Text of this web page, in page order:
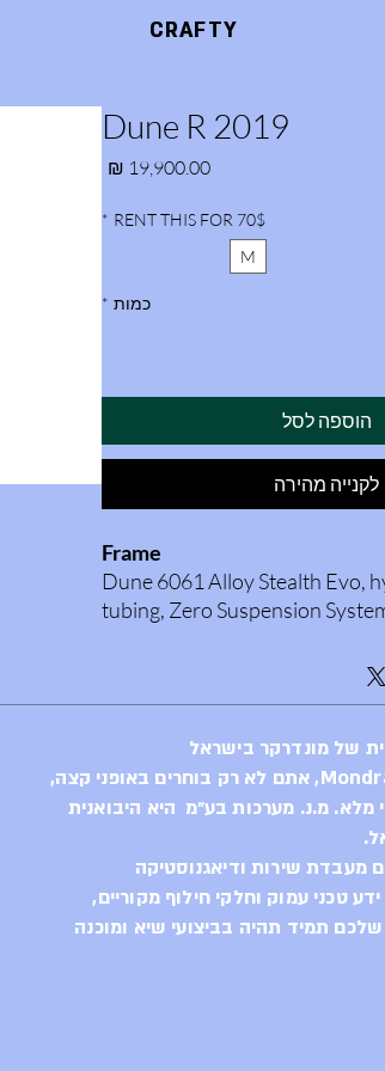
CRAFTY
Dune R 2019
RENT THIS FOR 70$
*
M
כמות *
הוספה לסל
לקנייה מהירה
Frame
Dune 6061 Alloy Stealth Evo,
tubing, Zero Suspension
Monoblock upper link, Boost
axle, tapered head tube, 73mm
telescopic seatpost internal
capacity sealed bearings,
ISCG 05
Sizes
S: 380mm / M: 420mm / L:
Rear shock
של מונדרקר בישראל
מ.נ. מערכות בע״מ היא היבואנית
מעבדת שירות ודיאגנוסטיקה
טכני עמוק וחלקי חילוף מקוריים,
תמיד תהיה בביצועי שיא ומוכנה